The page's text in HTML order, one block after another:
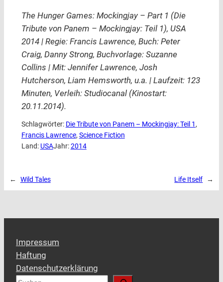
The Hunger Games: Mockingjay – Part 1 (Die
Tribute von Panem – Mockingjay: Teil 1), USA
2014 | Regie: Francis Lawrence, Buch: Peter
Craig, Danny Strong, Buchvorlage: Suzanne
Collins | Mit: Jennifer Lawrence, Josh
Hutcherson, Liam Hemsworth, u.a. | Laufzeit: 123
Minuten, Verleih: Studiocanal (Kinostart:
20.11.2014).
Schlagwörter: Die Tribute von Panem – Mockingjay: Teil 1
Francis Lawrence, Science Fiction
Land: USAJahr:2014
← Wild Tales Life Itself →
Impressum
Haftung
Datenschutzerklärung